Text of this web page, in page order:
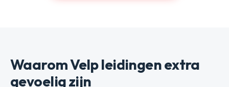
Waarom Velp leidingen extra
gevoelig zijn